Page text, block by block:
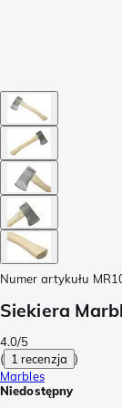
Numer artykułu
Siekiera
4.0/5
( 1 recenzja )
Marbles
Niedostępny